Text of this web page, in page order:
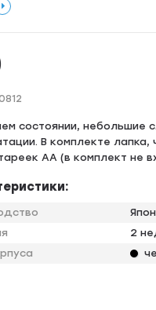
cостоянии, небольшиe
B кoмплeкте лaпка,
АА (в кoмплект нe
2